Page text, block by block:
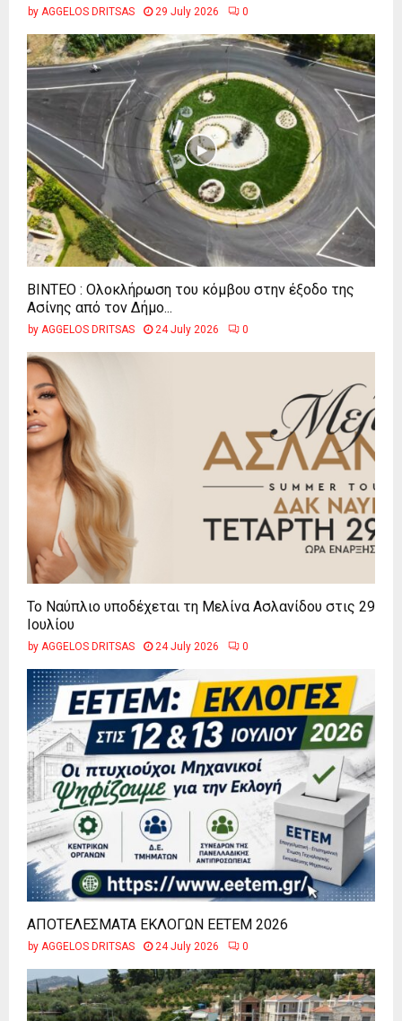
by AGGELOS DRITSAS 29 July 2026 0
ΒΙΝΤΕΟ : Ολοκλήρωση του κόμβου στην έξοδο της
Ασίνης από τον Δήμο...
by AGGELOS DRITSAS 24 July 2026 0
Το Ναύπλιο υποδέχεται τη Μελίνα Ασλανίδου στις 29
Ιουλίου
by AGGELOS DRITSAS 24 July 2026 0
ΑΠΟΤΕΛΕΣΜΑΤΑ ΕΚΛΟΓΩΝ ΕΕΤΕΜ 2026
by AGGELOS DRITSAS 24 July 2026 0